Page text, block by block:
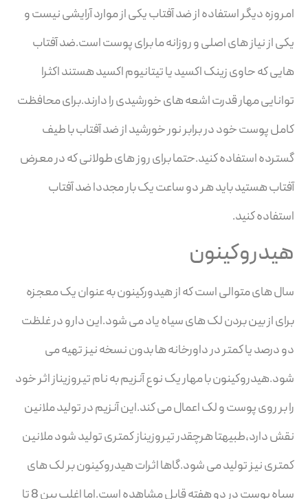
امروزه دیگر استفاده از ضد آفتاب یکی از موارد آرایشی نیست و
یکی از نیاز های اصلی و روزانه ما برای پوست است.ضد آفتاب
هایی که حاوی زینک اکسید یا تیتانیوم اکسید هستند اکثرا
توانایی مهار قدرت اشعه های خورشیدی را دارند.برای محافظت
کامل پوست خود در برابر نور خورشید از ضد آفتاب با طیف
گسترده استفاده کنید.حتما برای روز های طولانی که در معرض
آفتاب هستید باید هر دو ساعت یک بار مجددا ضد آفتاب
استفاده کنید.
هیدروکینون
سال های متوالی است که از هیدورکینون به عنوان یک معجزه
برای از بین بردن لک های سیاه یاد می شود.این دارو در غلظت
دو درصد یا کمتر در داورخانه ها بدون نسخه نیز تهیه می
شود.هیدروکینون با مهار یک نوع آنزیم به نام تیروزیناز اثر خود
را بر روی پوست و لک اعمال می کند.این آنزیم در تولید ملانین
نقش دارد،طبیهتا هرچقدر تیروزیناز کمتری تولید شود ملانین
کمتری نیز تولید می شود.گاها اثرات هیدروکینون بر لک های
سیاه پوست در دو هفته قابل مشاهده است.اما اغلب بین 8 تا